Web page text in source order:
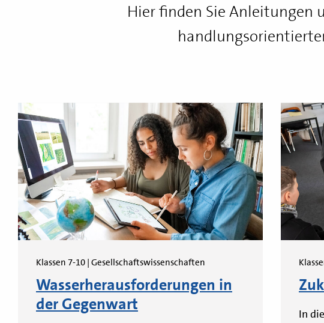
Hier finden Sie
Alle Workshops im
Klassen 7-10 | Gesellschaftswissenschaften
Wasserherausforderungen in
der Gegenwart
In